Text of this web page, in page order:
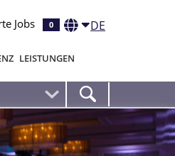
Jobs 0 DE
LEISTUNGEN